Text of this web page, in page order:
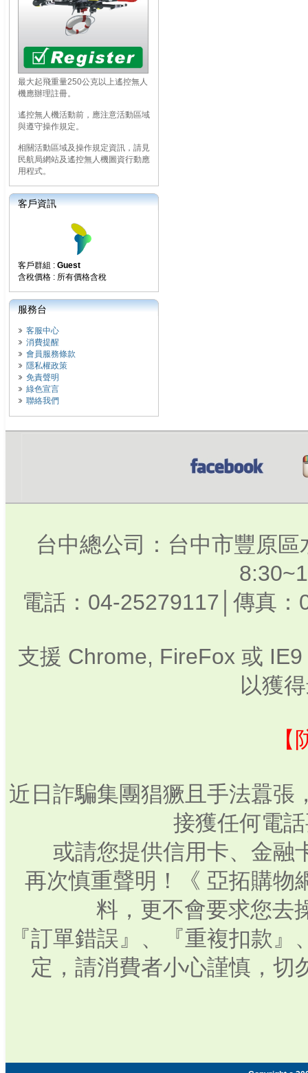
最大起飛重量250公克以上遙控無人
機應辦理註冊。
遙控無人機活動前，應注意活動區域
與遵守操作規定。
相關活動區域及操作規定資訊，請見
民航局網站及遙控無人機圖資行動應
用程式。
客戶資訊
客戶群組 : Guest
含稅價格 : 所有價格含稅
服務台
客服中心
消費提醒
會員服務條款
隱私權政策
免責聲明
綠色宣言
聯絡我們
台中總公司：台中市豐原
電話：04-25279117│傳真
支援 Chrome, FireFox 或
以獲
近日詐騙集團猖獗且手法囂張
接獲任何電
或請您提供信用卡、金融
再次慎重聲明！《 亞拓購物
料，更不會要求您去
『訂單錯誤』、『重複扣款
定，請消費者小心謹慎，切